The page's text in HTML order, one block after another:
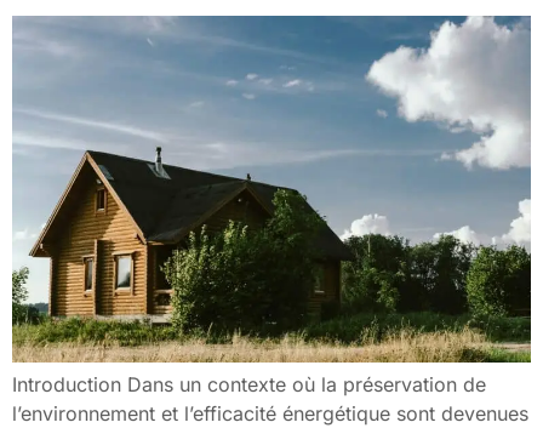
Introduction Dans un contexte où la préservation de
l’environnement et l’efficacité énergétique sont devenues